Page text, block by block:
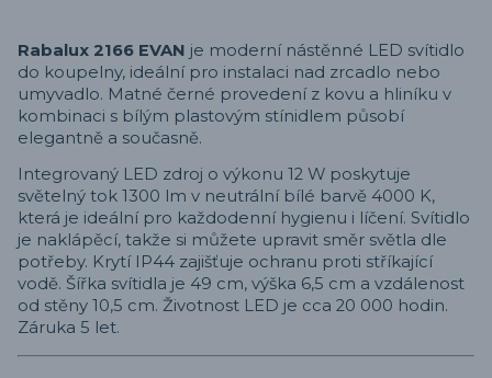
Rabalux 2166 EVAN je moderní nástěnné LED svítidlo
do koupelny, ideální pro instalaci nad zrcadlo nebo
umyvadlo. Matné černé provedení z kovu a hliníku v
kombinaci s bílým plastovým stínidlem působí
elegantně a současně.
Integrovaný LED zdroj o výkonu 12 W poskytuje
světelný tok 1300 lm v neutrální bílé barvě 4000 K,
která je ideální pro každodenní hygienu i líčení. Svítidlo
je naklápěcí, takže si můžete upravit směr světla dle
potřeby. Krytí IP44 zajišťuje ochranu proti stříkající
vodě. Šířka svítidla je 49 cm, výška 6,5 cm a vzdálenost
od stěny 10,5 cm. Životnost LED je cca 20 000 hodin.
Záruka 5 let.